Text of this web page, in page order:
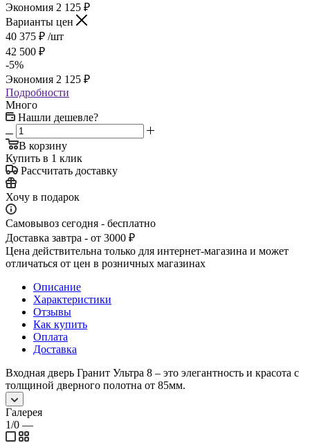
Экономия 2 125 ₽
Варианты цен
40 375 ₽ /шт
42 500 ₽
-5%
Экономия 2 125 ₽
Подробности
Много
Нашли дешевле?
В корзину
Купить в 1 клик
Рассчитать доставку
Хочу в подарок
Самовывоз сегодня - бесплатно
Доставка завтра - от 3000 ₽
Цена действительна только для интернет-магазина и может
отличаться от цен в розничных магазинах
Описание
Характеристики
Отзывы
Как купить
Оплата
Доставка
Входная дверь Гранит Ультра 8 – это элегантность и красота c
толщиной дверного полотна от 85мм.
Галерея
1/0 —